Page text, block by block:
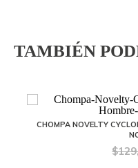
TAMBIÉN
CHOMPA NOVELTY